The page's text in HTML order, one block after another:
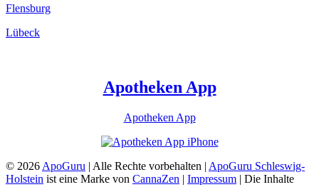
Flensburg
Lübeck
Apotheken App
Apotheken App
© 2026 ApoGuru | Alle Rechte vorbehalten | ApoGuru Schleswig-
Holstein ist eine Marke von CannaZen | Impressum | Die Inhalte